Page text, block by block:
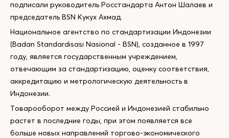
подписали руководитель Росстандарта Антон Шалаев и
председатель BSN Кукух Ахмад.
Национальное агентство по стандартизации Индонезии
(Badan Standardisasi Nasional - BSN), созданное в 1997
году, является государственным учреждением,
отвечающим за стандартизацию, оценку соответствия,
аккредитацию и метрологическую деятельность в
Индонезии.
Товарооборот между Россией и Индонезией стабильно
растет в последние годы, при этом появляется все
больше новых направлений торгово-экономического